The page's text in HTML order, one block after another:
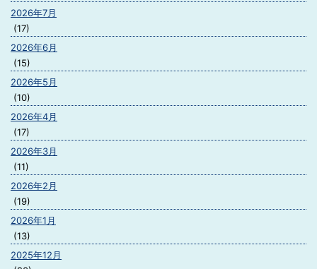
2026年7月
(17)
2026年6月
(15)
2026年5月
(10)
2026年4月
(17)
2026年3月
(11)
2026年2月
(19)
2026年1月
(13)
2025年12月